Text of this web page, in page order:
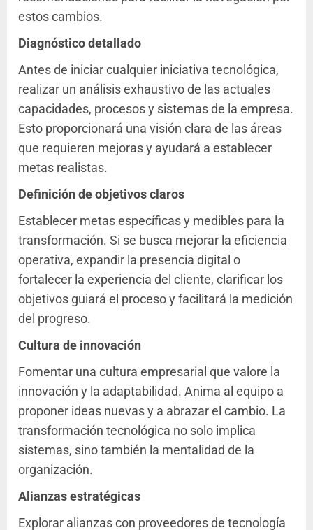
estos cambios.
Diagnóstico detallado
Antes de iniciar cualquier iniciativa tecnológica,
realizar un análisis exhaustivo de las actuales
capacidades, procesos y sistemas de la empresa.
Esto proporcionará una visión clara de las áreas
que requieren mejoras y ayudará a establecer
metas realistas.
Definición de objetivos claros
Establecer metas específicas y medibles para la
transformación. Si se busca mejorar la eficiencia
operativa, expandir la presencia digital o
fortalecer la experiencia del cliente, clarificar los
objetivos guiará el proceso y facilitará la medición
del progreso.
Cultura de innovación
Fomentar una cultura empresarial que valore la
innovación y la adaptabilidad. Anima al equipo a
proponer ideas nuevas y a abrazar el cambio. La
transformación tecnológica no solo implica
sistemas, sino también la mentalidad de la
organización.
Alianzas estratégicas
Explorar alianzas con proveedores de tecnología